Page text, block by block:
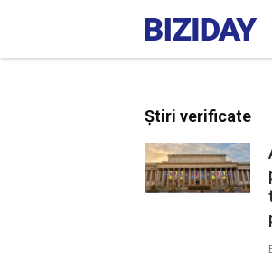
Știri verificate